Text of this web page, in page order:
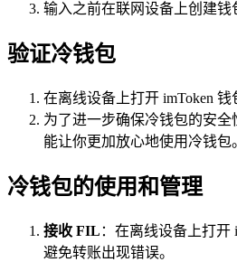
输入之前在联网设备上创建钱
验证冷钱包
在离线设备上打开 imToken
为了进一步确保冷钱包的安
能让你更加放心地使用冷钱包
冷钱包的使用和管理
接收 FIL ：在离线设备上打开
避免转账出现错误。